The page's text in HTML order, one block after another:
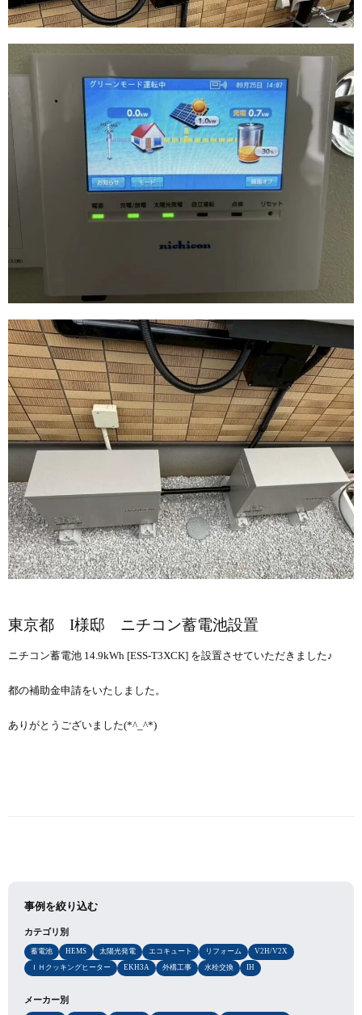
東京都 I様邸 ニチコン蓄電池設置
ニチコン蓄電池 14.9kWh [ESS-T3XCK] を設置させていただきました♪
都の補助金申請をいたしました。
ありがとうございました(*^_^*)
事例を絞り込む
カテゴリ別
蓄電池 HEMS 太陽光発電 エコキュート リフォーム
V2H/V2X
ＩＨクッキングヒーター
EKH3A 外構工事 水栓交換 IH
メーカー別